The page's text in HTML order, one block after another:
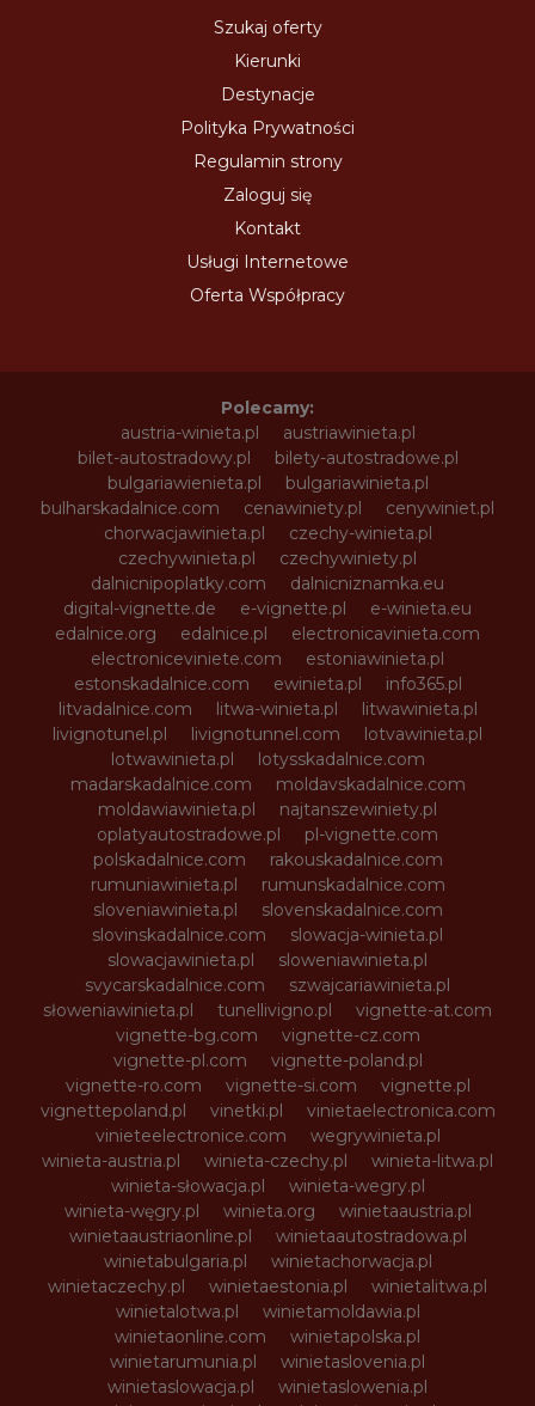
Szukaj oferty
Kierunki
Destynacje
Polityka Prywatności
Regulamin strony
Zaloguj się
Kontakt
Usługi Internetowe
Oferta Współpracy
Polecamy:
austria-winieta.pl
austriawinieta.pl
bilet-autostradowy.pl
bilety-autostradowe.pl
bulgariawienieta.pl
bulgariawinieta.pl
bulharskadalnice.com
cenawiniety.pl
cenywiniet.pl
chorwacjawinieta.pl
czechy-winieta.pl
czechywinieta.pl
czechywiniety.pl
dalnicnipoplatky.com
dalnicniznamka.eu
digital-vignette.de
e-vignette.pl
e-winieta.eu
edalnice.org
edalnice.pl
electronicavinieta.com
electroniceviniete.com
estoniawinieta.pl
estonskadalnice.com
ewinieta.pl
info365.pl
litvadalnice.com
litwa-winieta.pl
litwawinieta.pl
livignotunel.pl
livignotunnel.com
lotvawinieta.pl
lotwawinieta.pl
lotysskadalnice.com
madarskadalnice.com
moldavskadalnice.com
moldawiawinieta.pl
najtanszewiniety.pl
oplatyautostradowe.pl
pl-vignette.com
polskadalnice.com
rakouskadalnice.com
rumuniawinieta.pl
rumunskadalnice.com
sloveniawinieta.pl
slovenskadalnice.com
slovinskadalnice.com
slowacja-winieta.pl
slowacjawinieta.pl
sloweniawinieta.pl
svycarskadalnice.com
szwajcariawinieta.pl
słoweniawinieta.pl
tunellivigno.pl
vignette-at.com
vignette-bg.com
vignette-cz.com
vignette-pl.com
vignette-poland.pl
vignette-ro.com
vignette-si.com
vignette.pl
vignettepoland.pl
vinetki.pl
vinietaelectronica.com
vinieteelectronice.com
wegrywinieta.pl
winieta-austria.pl
winieta-czechy.pl
winieta-litwa.pl
winieta-słowacja.pl
winieta-wegry.pl
winieta-węgry.pl
winieta.org
winietaaustria.pl
winietaaustriaonline.pl
winietaautostradowa.pl
winietabulgaria.pl
winietachorwacja.pl
winietaczechy.pl
winietaestonia.pl
winietalitwa.pl
winietalotwa.pl
winietamoldawia.pl
winietaonline.com
winietapolska.pl
winietarumunia.pl
winietaslovenia.pl
winietaslowacja.pl
winietaslowenia.pl